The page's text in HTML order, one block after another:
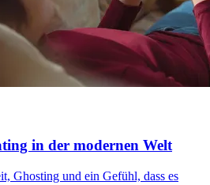
in der modernen Welt
Ghosting und ein Gefühl, dass es